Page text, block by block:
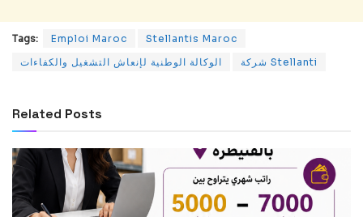
Tags: Emploi Maroc
Stellantis Maroc
الوكالة الوطنية لإنعاش التشغيل والكفاءات
شركة Stellanti
Related Posts